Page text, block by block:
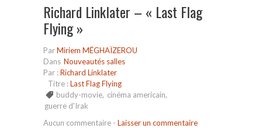
Richard Linklater – « Last Flag
Flying »
ParMiriem MÉGHAÏZEROU
Dans Nouveautés salles
Par :Richard Linklater
Titre :Last Flag Flying
buddy-movie, cinéma americain,
guerre d'Irak
Aucun commentaire - Laisser un commentaire